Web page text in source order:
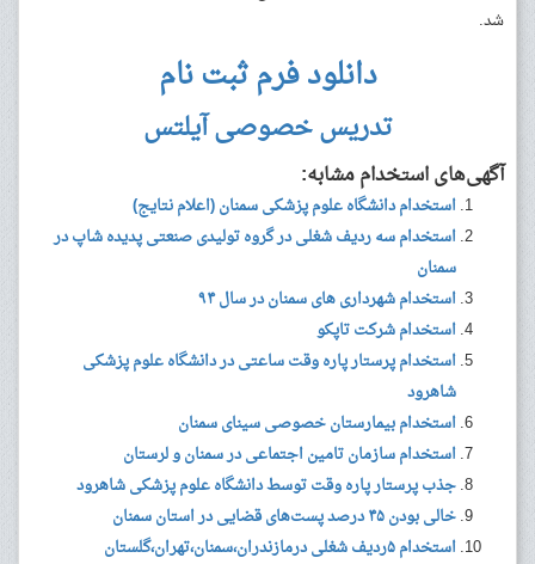
شد.
دانلود فرم ثبت نام
تدریس خصوصی آیلتس
آگهی‌های استخدام مشابه:
استخدام دانشگاه علوم پزشکی سمنان (اعلام نتایج)
استخدام سه ردیف شغلی در گروه تولیدی صنعتی پدیده شاپ در
سمنان
استخدام شهرداری های سمنان در سال ۹۴
استخدام شرکت تاپکو
استخدام پرستار پاره وقت ساعتی در دانشگاه علوم پزشکی
شاهرود
استخدام بیمارستان خصوصی سینای سمنان
استخدام سازمان تامین اجتماعی در سمنان و لرستان
جذب پرستار پاره وقت توسط دانشگاه علوم پزشکی شاهرود
خالی بودن ۴۵ درصد پست‌های قضایی در استان سمنان
استخدام ۵ردیف شغلی درمازندران،سمنان،تهران،گلستان